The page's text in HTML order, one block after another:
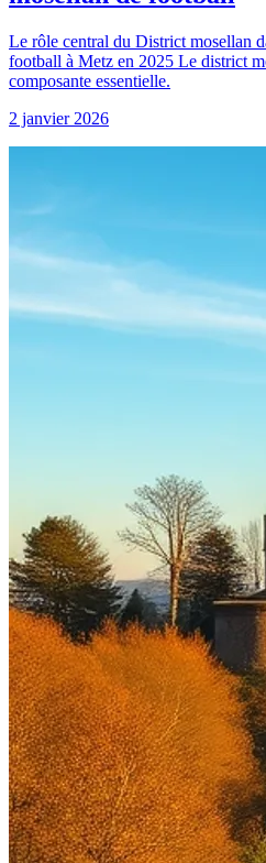
Le rôle central du District mosellan
football à Metz en 2025 Le district
composante essentielle.
2 janvier 2026